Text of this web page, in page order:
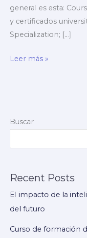
general es esta:
y certificados
Specialization; […]
Comparativa:
Udemy
en
de
creativa
Leer más »
Buscar
Recent Posts
El impacto de la
del futuro
Curso de formación